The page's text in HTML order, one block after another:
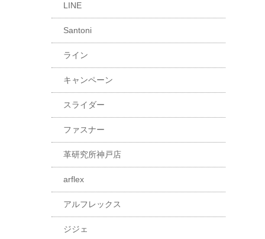
LINE
Santoni
ライン
キャンペーン
スライダー
ファスナー
革研究所神戸店
arflex
アルフレックス
ジジェ